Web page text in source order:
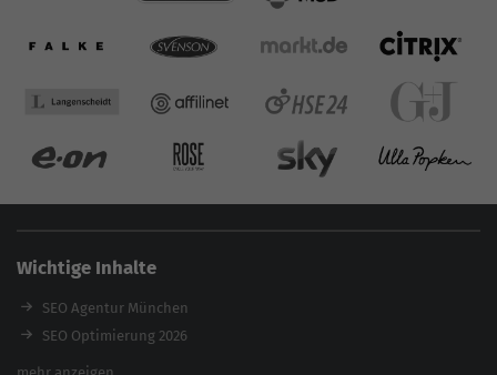
Wichtige Inhalte
SEO Agentur München
SEO Optimierung 2026
Backlink-Audit 2026